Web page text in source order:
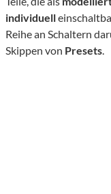
individuell
Reihe an Schaltern
Skippen von Presets.